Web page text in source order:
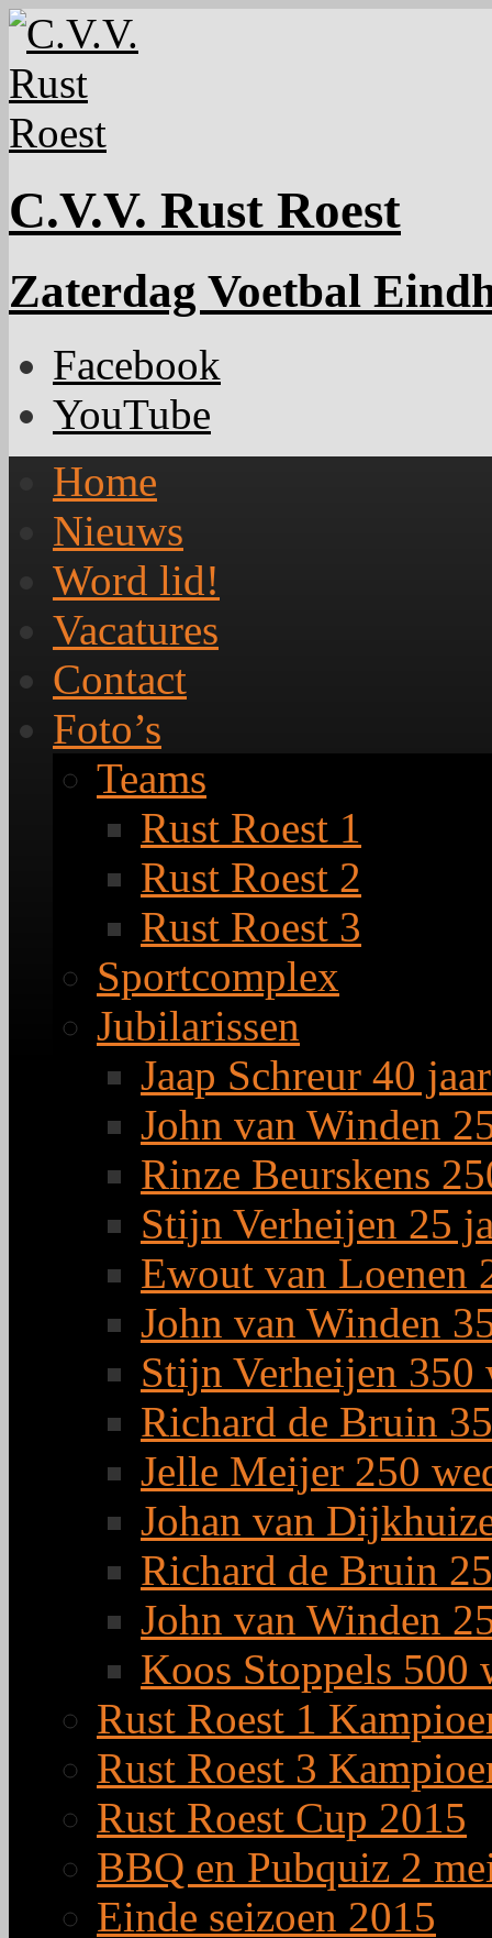
C.V.V. Rust Roest
Zaterdag Voetbal
Facebook
YouTube
Home
Nieuws
Word lid!
Vacatures
Contact
Foto’s
Teams
Rust Roest 1
Rust Roest 2
Rust Roest 3
Sportcomplex
Jubilarissen
Jaap Schreur 40
John van Winden
Rinze Beurskens
Stijn Verheijen 25
Ewout van Loenen
John van Winden
Stijn Verheijen
Richard de Bruin
Jelle Meijer 250
Johan van
Richard de Bruin
John van Winden
Koos Stoppels 500
Rust Roest 1
Rust Roest 3
Rust Roest Cup 2015
BBQ en Pubquiz 2
Einde seizoen 2015